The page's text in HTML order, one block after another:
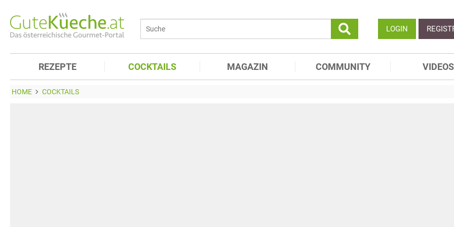
LOGIN
REZEPTE COCKTAILS MAGAZIN COMMUNITY VIDEOS
HOME COCKTAILS